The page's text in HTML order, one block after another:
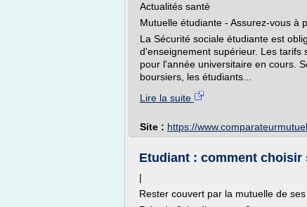
Actualités santé
Mutuelle étudiante - Assurez-vous à
La Sécurité sociale étudiante est
d'enseignement supérieur. Les tarifs
pour l'année universitaire en cours.
boursiers, les étudiants...
Lire la suite
Site : https://
Etudiant : comment choisir
|
Rester couvert par la mutuelle de